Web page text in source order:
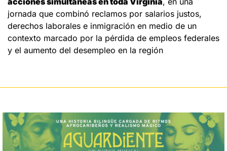
jornada que combinó reclamos por salarios justos,
derechos laborales e inmigración en medio de un
contexto marcado por la pérdida de empleos federales
y el aumento del desempleo en la región